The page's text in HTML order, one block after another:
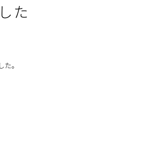
た
。